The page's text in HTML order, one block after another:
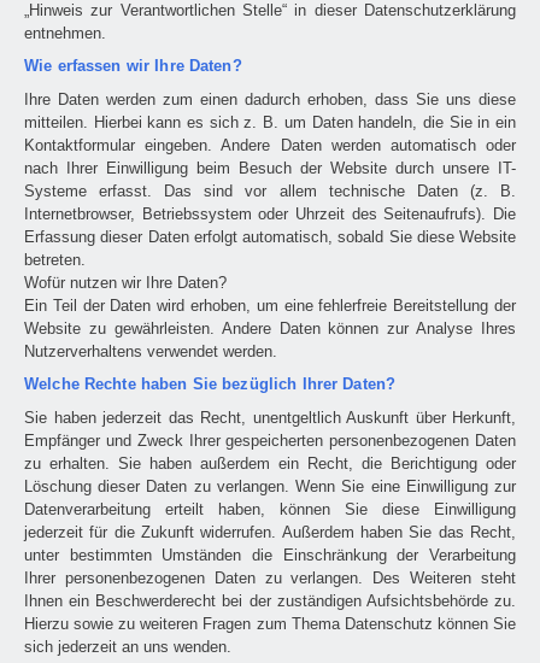
„Hinweis zur Verantwortlichen Stelle“ in dieser Datenschutzerklärung
entnehmen.
Wie erfassen wir Ihre Daten?
Ihre Daten werden zum einen dadurch erhoben, dass Sie uns diese
mitteilen. Hierbei kann es sich z. B. um Daten handeln, die Sie in ein
Kontaktformular eingeben. Andere Daten werden automatisch oder
nach Ihrer Einwilligung beim Besuch der Website durch unsere IT-
Systeme erfasst. Das sind vor allem technische Daten (z. B.
Internetbrowser, Betriebssystem oder Uhrzeit des Seitenaufrufs). Die
Erfassung dieser Daten erfolgt automatisch, sobald Sie diese Website
betreten.
Wofür nutzen wir Ihre Daten?
Ein Teil der Daten wird erhoben, um eine fehlerfreie Bereitstellung der
Website zu gewährleisten. Andere Daten können zur Analyse Ihres
Nutzerverhaltens verwendet werden.
Welche Rechte haben Sie bezüglich Ihrer Daten?
Sie haben jederzeit das Recht, unentgeltlich Auskunft über Herkunft,
Empfänger und Zweck Ihrer gespeicherten personenbezogenen Daten
zu erhalten. Sie haben außerdem ein Recht, die Berichtigung oder
Löschung dieser Daten zu verlangen. Wenn Sie eine Einwilligung zur
Datenverarbeitung erteilt haben, können Sie diese Einwilligung
jederzeit für die Zukunft widerrufen. Außerdem haben Sie das Recht,
unter bestimmten Umständen die Einschränkung der Verarbeitung
Ihrer personenbezogenen Daten zu verlangen. Des Weiteren steht
Ihnen ein Beschwerderecht bei der zuständigen Aufsichtsbehörde zu.
Hierzu sowie zu weiteren Fragen zum Thema Datenschutz können Sie
sich jederzeit an uns wenden.